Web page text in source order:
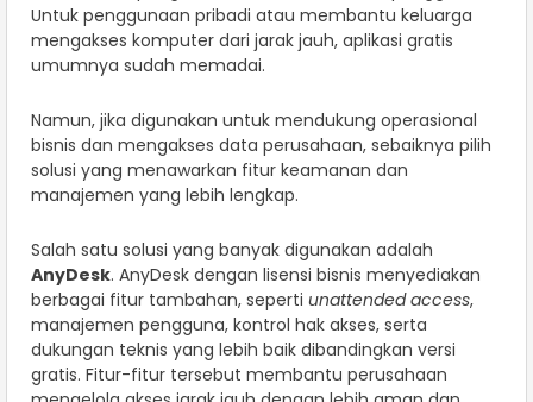
Untuk penggunaan pribadi atau membantu keluarga
mengakses komputer dari jarak jauh, aplikasi gratis
umumnya sudah memadai.
Namun, jika digunakan untuk mendukung operasional
bisnis dan mengakses data perusahaan, sebaiknya pilih
solusi yang menawarkan fitur keamanan dan
manajemen yang lebih lengkap.
Salah satu solusi yang banyak digunakan adalah
AnyDesk. AnyDesk dengan lisensi bisnis menyediakan
berbagai fitur tambahan, seperti unattended access,
manajemen pengguna, kontrol hak akses, serta
dukungan teknis yang lebih baik dibandingkan versi
gratis. Fitur-fitur tersebut membantu perusahaan